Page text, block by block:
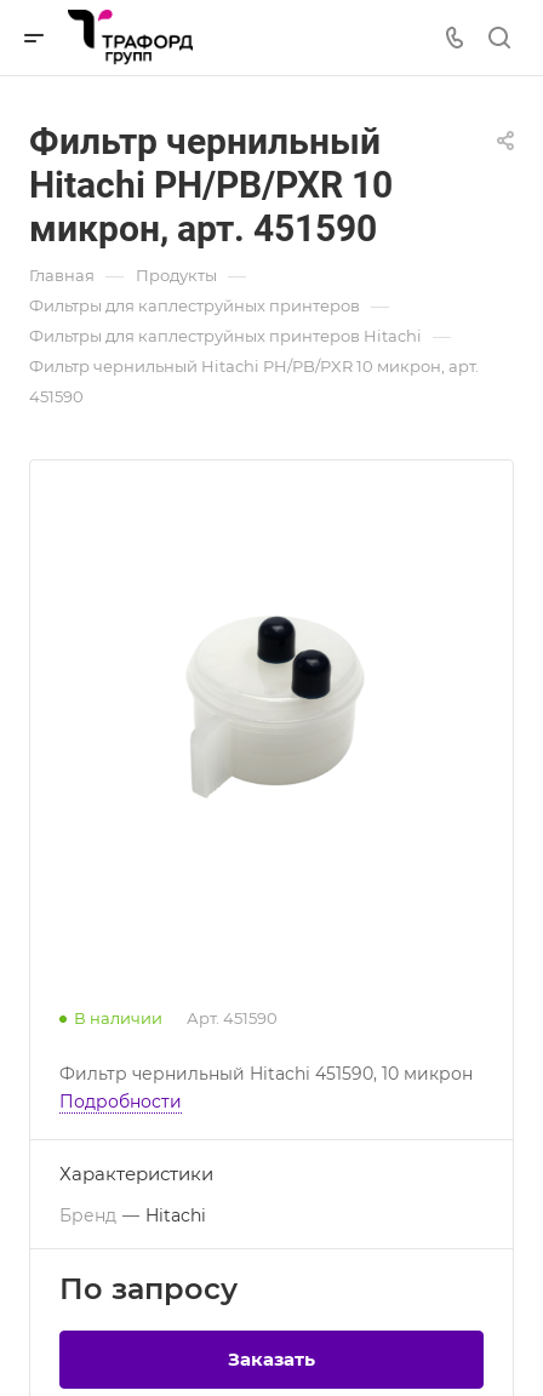
Фильтр чернильный
Hitachi PH/PB/PXR 10
микрон, арт. 451590
Главная — Продукты —
Фильтры для каплеструйных принтеров —
Фильтры для каплеструйных принтеров Hitachi —
Фильтр чернильный Hitachi PH/PB/PXR 10 микрон, арт.
451590
В наличии Арт. 451590
Фильтр чернильный Hitachi 451590, 10 микрон
Подробности
Характеристики
Бренд — Hitachi
По запросу
Заказать